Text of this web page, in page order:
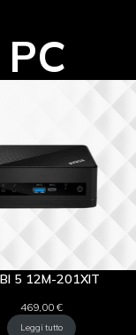
5 12M-201XIT
469,00 €
Leggi tutto